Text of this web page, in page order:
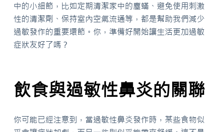
中的小細節，比如定期清潔家中的塵蟎、避免使用刺激
性的清潔劑、保持室內空氣流通等，都是幫助我們減少
過敏發作的重要環節。你，準備好開始讓生活更加過敏
症狀友好了嗎？
飲食與過敏性鼻炎的關聯
你可能已經注意到，當過敏性鼻炎發作時，某些食物似